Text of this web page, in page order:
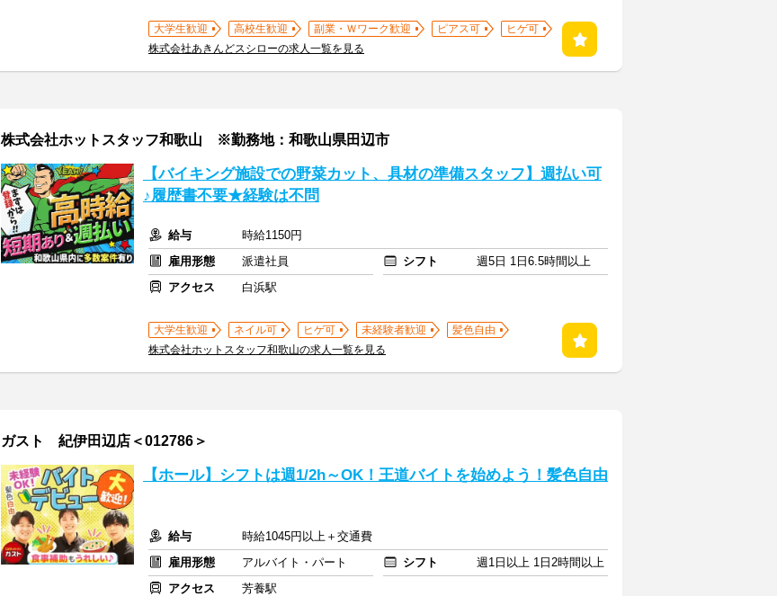
大学生歓迎 高校生歓迎 副業・Ｗワーク歓迎 ピアス可
ヒゲ可
株式会社あきんどスシローの求人一覧を見る
株式会社ホットスタッフ和歌山 ※勤務地：和歌山県田辺市
【バイキング施設での野菜カット、具材の準備スタッフ】週払い可
♪履歴書不要★経験は不問
給与
時給1150円
雇用形態
派遣社員 シフト
週5日 1日6.5時間以上
アクセス
白浜駅
大学生歓迎 ネイル可 ヒゲ可 未経験者歓迎
髪色自由
株式会社ホットスタッフ和歌山の求人一覧を見る
ガスト 紀伊田辺店＜012786＞
【ホール】シフトは週1/2h～OK！王道バイトを始めよう！髪色自由
給与
時給1045円以上＋交通費
雇用形態
アルバイト・パート シフト
週1日以上 1日2時間以上
アクセス
芳養駅